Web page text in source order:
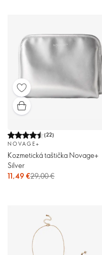
(22)
NOVAGE+
Kozmetická taštička Novage+
Silver
11,49 €29,00 €